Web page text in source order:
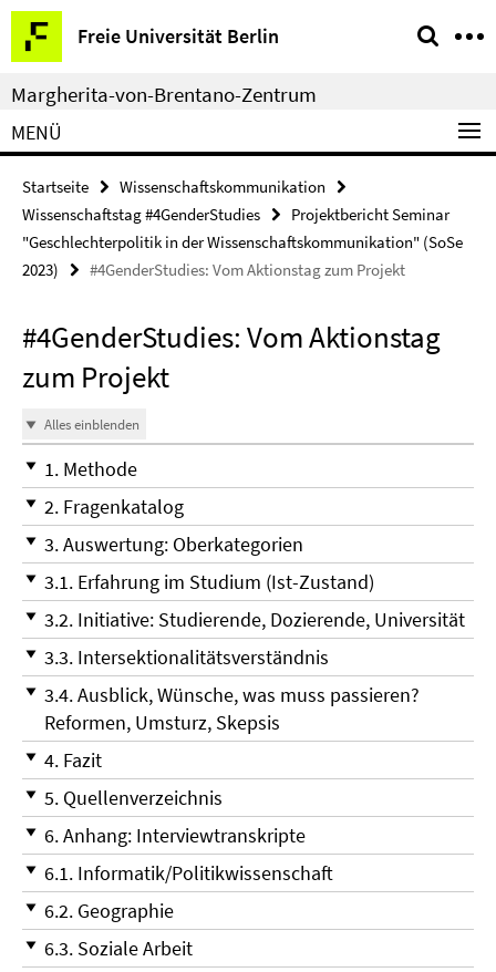
Springe
direkt
zu
Inhalt
Freie Universität Berlin
Service-
Navigation
Margherita-von-Brentano-Zentrum
MENÜ
Startseite
Wissenschaftskommunikation
Wissenschaftstag #4GenderStudies
Projektbericht Seminar
"Geschlechterpolitik in der Wissenschaftskommunikation" (SoSe
2023)
#4GenderStudies: Vom Aktionstag zum Projekt
#4GenderStudies: Vom Aktionstag
zum Projekt
Alles einblenden
1. Methode
2. Fragenkatalog
3. Auswertung: Oberkategorien
3.1. Erfahrung im Studium (Ist-Zustand)
3.2. Initiative: Studierende, Dozierende, Universität
3.3. Intersektionalitätsverständnis
3.4. Ausblick, Wünsche, was muss passieren?
Reformen, Umsturz, Skepsis
4. Fazit
5. Quellenverzeichnis
6. Anhang: Interviewtranskripte
6.1. Informatik/Politikwissenschaft
6.2. Geographie
6.3. Soziale Arbeit